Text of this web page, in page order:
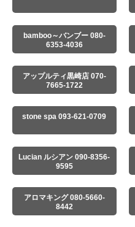
bamboo～バンブー 080-
6353-4036
アップルティ黒崎店 070-
7665-1722
stone spa 093-621-0709
Lucian ルシアン 090-8356-
9595
アロマキング 080-5660-
8442